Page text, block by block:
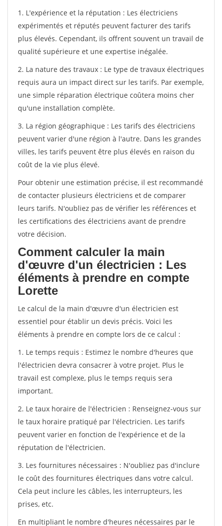
1. L'expérience et la réputation : Les électriciens
expérimentés et réputés peuvent facturer des tarifs
plus élevés. Cependant, ils offrent souvent un travail de
qualité supérieure et une expertise inégalée.
2. La nature des travaux : Le type de travaux électriques
requis aura un impact direct sur les tarifs. Par exemple,
une simple réparation électrique coûtera moins cher
qu'une installation complète.
3. La région géographique : Les tarifs des électriciens
peuvent varier d'une région à l'autre. Dans les grandes
villes, les tarifs peuvent être plus élevés en raison du
coût de la vie plus élevé.
Pour obtenir une estimation précise, il est recommandé
de contacter plusieurs électriciens et de comparer
leurs tarifs. N'oubliez pas de vérifier les références et
les certifications des électriciens avant de prendre
votre décision.
Comment calculer la main
d'œuvre d'un électricien : Les
éléments à prendre en compte
Lorette
Le calcul de la main d'œuvre d'un électricien est
essentiel pour établir un devis précis. Voici les
éléments à prendre en compte lors de ce calcul :
1. Le temps requis : Estimez le nombre d'heures que
l'électricien devra consacrer à votre projet. Plus le
travail est complexe, plus le temps requis sera
important.
2. Le taux horaire de l'électricien : Renseignez-vous sur
le taux horaire pratiqué par l'électricien. Les tarifs
peuvent varier en fonction de l'expérience et de la
réputation de l'électricien.
3. Les fournitures nécessaires : N'oubliez pas d'inclure
le coût des fournitures électriques dans votre calcul.
Cela peut inclure les câbles, les interrupteurs, les
prises, etc.
En multipliant le nombre d'heures nécessaires par le